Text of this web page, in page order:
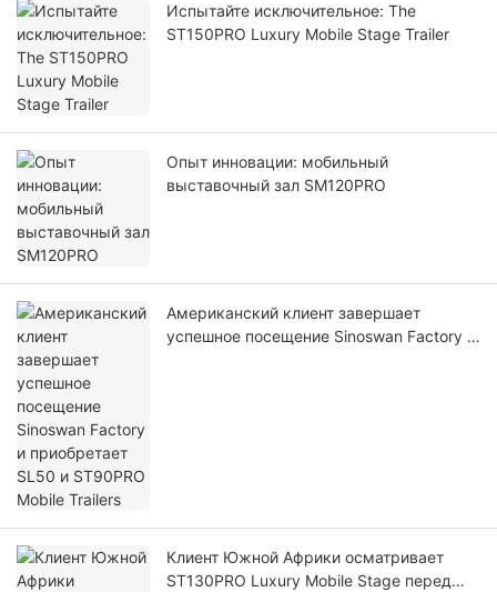
Испытайте исключительное: The
ST150PRO Luxury Mobile Stage Trailer
Опыт инновации: мобильный
выставочный зал SM120PRO
Американский клиент завершает
успешное посещение Sinoswan Factory и
Клиент Южной Африки осматривает
ST130PRO Luxury Mobile Stage перед